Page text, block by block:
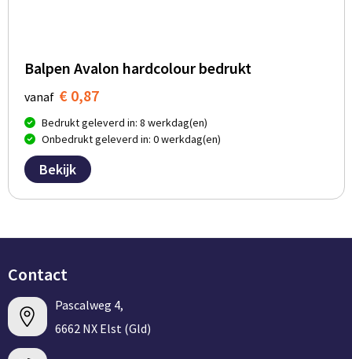
Balpen Avalon hardcolour bedrukt
vanaf € 0,87
Bedrukt geleverd in: 8 werkdag(en)
Onbedrukt geleverd in: 0 werkdag(en)
Bekijk
Contact
Pascalweg 4,
6662 NX Elst (Gld)